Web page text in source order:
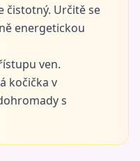
čistotný. Určitě se
energetickou
ven.
kočička v
s